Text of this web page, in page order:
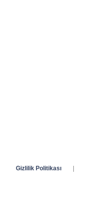
Gizlilik Politikası
|